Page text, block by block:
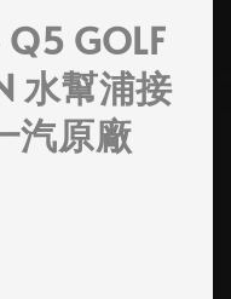
Q5 GOLF
水幫浦接
汽原廠